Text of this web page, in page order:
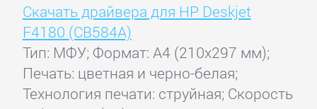
Скачать драйвера для HP Deskjet
F4180 (CB584A)
Тип: МФУ; Формат: A4 (210x297 мм);
Печать: цветная и черно-белая;
Технология печати: струйная; Скорость